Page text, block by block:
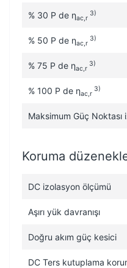
% 30 P de ηac,r
3)
% 50 P de ηac,r
3)
% 75 P de ηac,r
3)
% 100 P de ηac,r
3)
Maksimum Güç Noktası
Koruma
DC izolasyon ölçümü
Aşırı yük davranışı
Doğru akım güç kesici
DC Ters kutuplama